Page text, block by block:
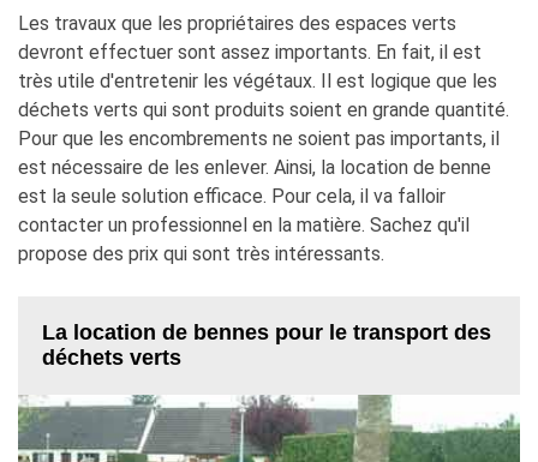
Les travaux que les propriétaires des espaces verts
devront effectuer sont assez importants. En fait, il est
très utile d'entretenir les végétaux. Il est logique que les
déchets verts qui sont produits soient en grande quantité.
Pour que les encombrements ne soient pas importants, il
est nécessaire de les enlever. Ainsi, la location de benne
est la seule solution efficace. Pour cela, il va falloir
contacter un professionnel en la matière. Sachez qu'il
propose des prix qui sont très intéressants.
La location de bennes pour le transport des
déchets verts